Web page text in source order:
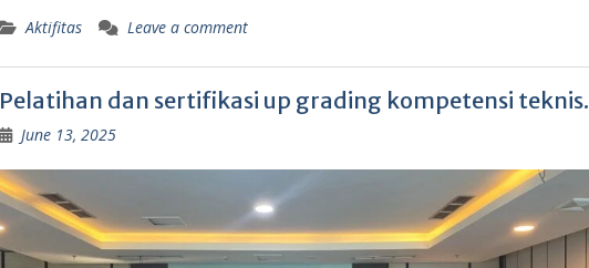
Aktifitas Leave a comment
Pelatihan dan sertifikasi up grading kompetensi teknis.
June 13, 2025